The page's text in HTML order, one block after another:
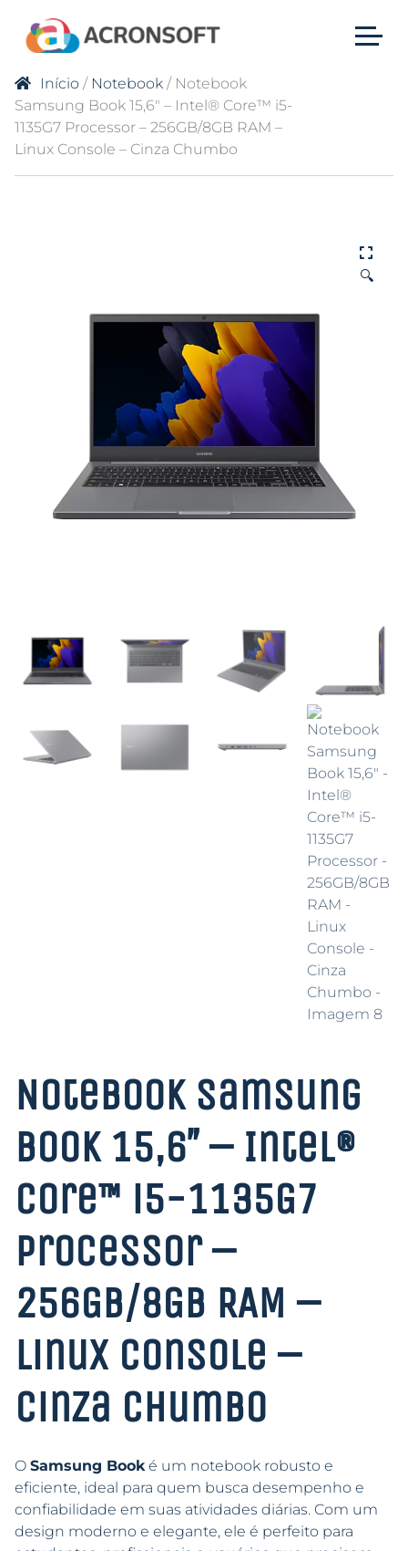
Início / Notebook / Notebook
Samsung Book 15,6″ – Intel® Core™ i5-
1135G7 Processor – 256GB/8GB RAM –
Linux Console – Cinza Chumbo
🔍
Notebook Samsung
Book 15,6″ – Intel®
Core™ i5-1135G7
Processor –
256GB/8GB RAM –
Linux Console –
Cinza Chumbo
O Samsung Book é um notebook robusto e
eficiente, ideal para quem busca desempenho e
confiabilidade em suas atividades diárias. Com um
design moderno e elegante, ele é perfeito para